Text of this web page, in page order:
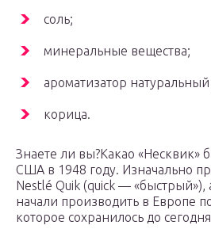
соль;
минеральные вещества;
ароматизатор
корица.
Знаете ли вы?Какао «Несквик»
США в 1948 году. Изначально
Nestlé Quik (quick — «быстрый»),
начали производить в Европе
которое сохранилось до